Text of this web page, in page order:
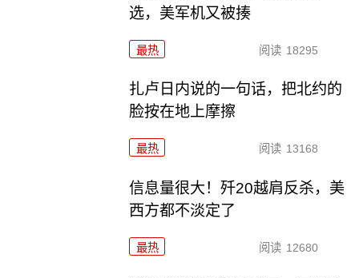
选，美军机又被揍
最热 阅读 18295
扎卢日内说的一句话，把北约的
脸按在地上摩擦
最热 阅读 13168
信息量很大！歼20越肩反杀，美
西方都不淡定了
最热 阅读 12680